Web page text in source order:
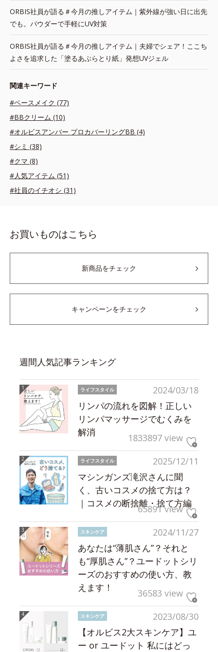
ORBIS社員が語る＃今月の推しアイテム｜紫外線が強い日に出先
でも。パウダーで手軽にUV対策
ORBIS社員が語る＃今月の推しアイテム｜夫婦でシェア！ここち
よさを追求した「塗るあぶらとり紙」発想UVジェル
関連キーワード
#ベースメイク (77)
#BBクリーム (10)
#オルビスアンバー プロカバーリングBB (4)
#シミ (38)
#クマ (8)
#人気アイテム (51)
#社員のイチオシ (31)
お買いものはこちら
新商品をチェック
キャンペーンをチェック
週間人気記事ランキング
2024/03/18
ライフスタイル
リンパの流れを図解！正しい
リンパマッサージでむくみを
解消
1833897 view
2025/12/11
ライフスタイル
マシンガンズ滝沢さんに聞
く、古いコスメの捨て方は？
｜コスメの断捨離・捨て方編
65891 view
2024/11/27
スキンケア
あなたは“薄肌さん”？それと
も“厚肌さん”？ユードットシリ
ーズのおすすめの使い方、教
えます！
36583 view
2023/08/30
スキンケア
【オルビス2大スキンケア】ユ
ー or ユードット 私にはどっ